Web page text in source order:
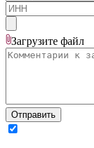
Загрузите файл
Отправить